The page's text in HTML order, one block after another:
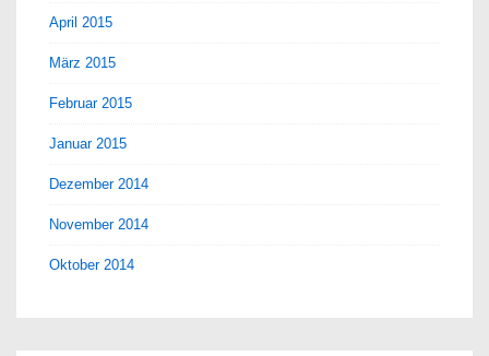
April 2015
März 2015
Februar 2015
Januar 2015
Dezember 2014
November 2014
Oktober 2014